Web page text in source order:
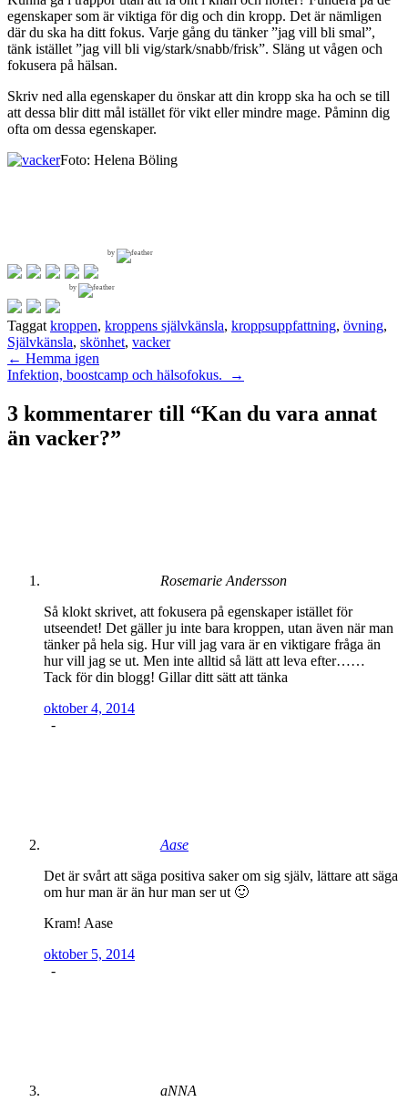
egenskaper som är viktiga för dig och din kropp. Det är nämligen
där du ska ha ditt fokus. Varje gång du tänker ”jag vill bli smal”,
tänk istället ”jag vill bli vig/stark/snabb/frisk”. Släng ut vågen och
fokusera på hälsan.
Skriv ned alla egenskaper du önskar att din kropp ska ha och se till
att dessa blir ditt mål istället för vikt eller mindre mage. Påminn dig
ofta om dessa egenskaper.
Foto: Helena Böling
by
by
Taggat kroppen, kroppens självkänsla, kroppsuppfattning, övning,
Självkänsla, skönhet, vacker
Inläggsnavigering
← Hemma igen
Infektion, boostcamp och hälsofokus.
→
3 kommentarer till “Kan du vara annat
än vacker?”
Rosemarie Andersson
Så klokt skrivet, att fokusera på egenskaper istället för
utseendet! Det gäller ju inte bara kroppen, utan även när man
tänker på hela sig. Hur vill jag vara är en viktigare fråga än
hur vill jag se ut. Men inte alltid så lätt att leva efter……
Tack för din blogg! Gillar ditt sätt att tänka
oktober 4, 2014
-
Aase
Det är svårt att säga positiva saker om sig själv, lättare att säga
om hur man är än hur man ser ut 🙂
Kram! Aase
oktober 5, 2014
-
aNNA